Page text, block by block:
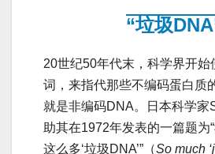
“垃圾
20世纪50年代末，科学界开始
词，来指代那些不编码蛋白质
就是非编码DNA。日本科学家
助其在1972年发表的一篇题为
这么多‘垃圾DNA’”（So much